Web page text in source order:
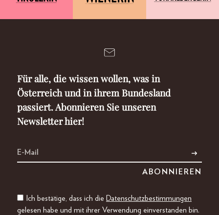
Für alle, die wissen wollen, was in
Österreich und in ihrem Bundesland
passiert. Abonnieren Sie unseren
Newsletter hier!
Ich bestätige, dass ich die Datenschutzbestimmungen
gelesen habe und mit ihrer Verwendung einverstanden bin.